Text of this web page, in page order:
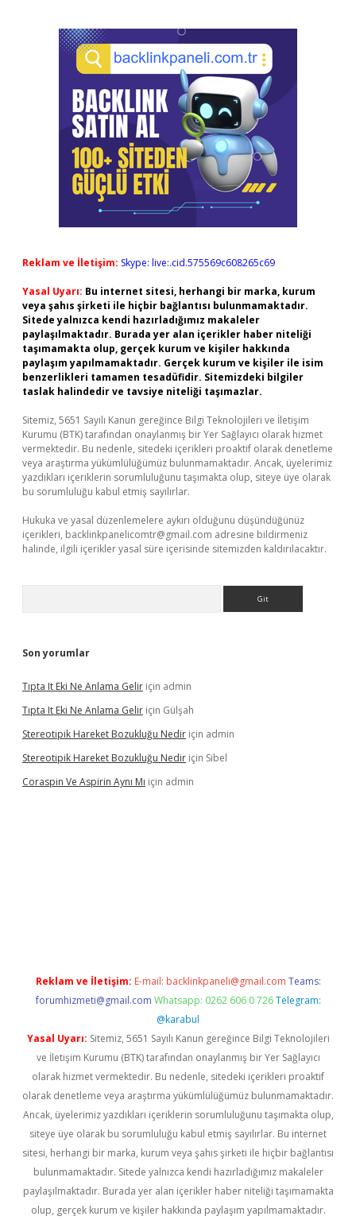
Reklam ve İletişim: Skype: live:.cid.575569c608265c69
Yasal Uyarı: Bu internet sitesi, herhangi bir marka, kurum
veya şahıs şirketi ile hiçbir bağlantısı bulunmamaktadır.
Sitede yalnızca kendi hazırladığımız makaleler
paylaşılmaktadır. Burada yer alan içerikler haber niteliği
taşımamakta olup, gerçek kurum ve kişiler hakkında
paylaşım yapılmamaktadır. Gerçek kurum ve kişiler ile isim
benzerlikleri tamamen tesadüfidir. Sitemizdeki bilgiler
taslak halindedir ve tavsiye niteliği taşımazlar.
Sitemiz, 5651 Sayılı Kanun gereğince Bilgi Teknolojileri ve İletişim
Kurumu (BTK) tarafından onaylanmış bir Yer Sağlayıcı olarak hizmet
vermektedir. Bu nedenle, sitedeki içerikleri proaktif olarak denetleme
veya araştırma yükümlülüğümüz bulunmamaktadır. Ancak, üyelerimiz
yazdıkları içeriklerin sorumluluğunu taşımakta olup, siteye üye olarak
bu sorumluluğu kabul etmiş sayılırlar.
Hukuka ve yasal düzenlemelere aykırı olduğunu düşündüğünüz
içerikleri, backlinkpanelicomtr@gmail.com adresine bildirmeniz
halinde, ilgili içerikler yasal süre içerisinde sitemizden kaldırılacaktır.
Son yorumlar
Tıpta It Eki Ne Anlama Gelir için admin
Tıpta It Eki Ne Anlama Gelir için Gülşah
Stereotipik Hareket Bozukluğu Nedir için admin
Stereotipik Hareket Bozukluğu Nedir için Sibel
Coraspin Ve Aspirin Aynı Mı için admin
Reklam ve İletişim: E-mail: backlinkpaneli@gmail.com Teams:
forumhizmeti@gmail.com Whatsapp: 0262 606 0 726 Telegram:
@karabul
Yasal Uyarı: Sitemiz, 5651 Sayılı Kanun gereğince Bilgi Teknolojileri
ve İletişim Kurumu (BTK) tarafından onaylanmış bir Yer Sağlayıcı
olarak hizmet vermektedir. Bu nedenle, sitedeki içerikleri proaktif
olarak denetleme veya araştırma yükümlülüğümüz bulunmamaktadır.
Ancak, üyelerimiz yazdıkları içeriklerin sorumluluğunu taşımakta olup,
siteye üye olarak bu sorumluluğu kabul etmiş sayılırlar. Bu internet
sitesi, herhangi bir marka, kurum veya şahıs şirketi ile hiçbir bağlantısı
bulunmamaktadır. Sitede yalnızca kendi hazırladığımız makaleler
paylaşılmaktadır. Burada yer alan içerikler haber niteliği taşımamakta
olup, gerçek kurum ve kişiler hakkında paylaşım yapılmamaktadır.